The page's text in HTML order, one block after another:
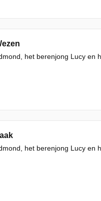
het berenjong Lucy en
het berenjong Lucy en